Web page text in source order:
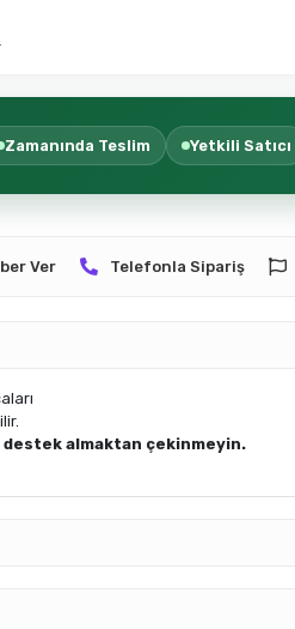
Zamanında Teslim Yetkili Satıcı
Ver Telefonla Sipariş
almaktan çekinmeyin.